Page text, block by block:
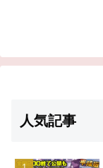
人気記事